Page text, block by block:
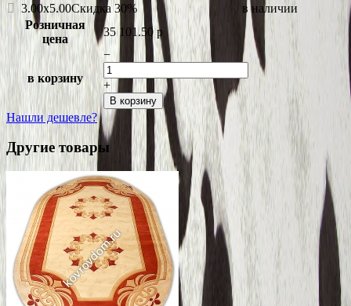
3.00x5.00Скидка 30%
в наличии
Розничная
цена
35 101.50 p
в корзину
−
+
В корзину
Нашли дешевле?
Другие товары